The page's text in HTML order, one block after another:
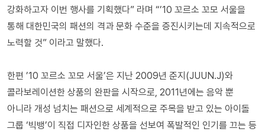
강화하고자 이번 행사를 기획했다” 라며 “’10 꼬르소 꼬모 서울을
통해 대한민국의 패션의 격과 문화 수준을 증진시키는데 지속적으로
노력할 것” 이라고 말했다.
한편 ’10 꼬르소 꼬모 서울’은 지난 2009년 준지(JUUN.J)와
콜라보레이션한 상품의 완판을 시작으로, 2011년에는 음악 뿐
아니라 개성 넘치는 패션으로 세계적으로 주목을 받고 있는 아이돌
그룹 ‘빅뱅’이 직접 디자인한 상품을 선보여 폭발적인 인기를 끄는 등